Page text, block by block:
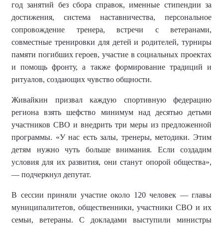
год занятий без сбора справок, именные стипендии за
достижения, система наставничества, персональное
сопровождение тренера, встречи с ветеранами,
совместные тренировки для детей и родителей, турниры
памяти погибших героев, участие в социальных проектах
и помощь фронту, а также формирование традиций и
ритуалов, создающих чувство общности.
Живайкин призвал каждую спортивную федерацию
региона взять шефство минимум над десятью детьми
участников СВО и внедрить три меры из предложенной
программы. «У нас есть залы, тренеры, методики. Этим
детям нужно чуть больше внимания. Если создадим
условия для их развития, они станут опорой общества»,
— подчеркнул депутат.
В сессии приняли участие около 120 человек — главы
муниципалитетов, общественники, участники СВО и их
семьи, ветераны. С докладами выступили министры